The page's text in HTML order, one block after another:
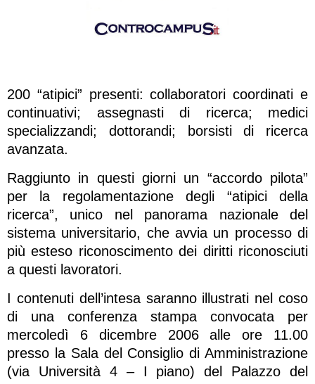
200 “atipici” presenti: collaboratori coordinati e
continuativi; assegnasti di ricerca; medici
specializzandi; dottorandi; borsisti di ricerca
avanzata.
Raggiunto in questi giorni un “accordo pilota”
per la regolamentazione degli “atipici della
ricerca”, unico nel panorama nazionale del
sistema universitario, che avvia un processo di
più esteso riconoscimento dei diritti riconosciuti
a questi lavoratori.
I contenuti dell’intesa saranno illustrati nel coso
di una conferenza stampa convocata per
mercoledì 6 dicembre 2006 alle ore 11.00
presso la Sala del Consiglio di Amministrazione
(via Università 4 – I piano) del Palazzo del